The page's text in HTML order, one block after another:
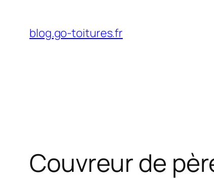
contenu
blog.go-toitures.fr
Couvreur de